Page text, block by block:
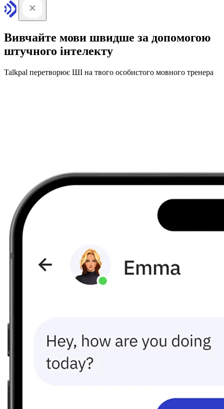
Вивчайте мови швидше за допомогою
штучного інтелекту
Talkpal перетворює ШІ на твого особистого мовного тренера